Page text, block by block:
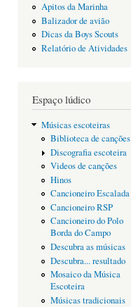
Apitos da Marinha
Balizador de avião
Dicas da Boys Scouts
Relatório de Atividades
Espaço lúdico
Músicas escoteiras
Biblioteca de canções
Discografia escoteira
Videos de canções
Hinos
Cancioneiro Escalada
Cancioneiro RSP
Cancioneiro do Polo
Borda do Campo
Descubra as músicas
Descubra... resultado
Mosaico da Música
Escoteira
Músicas tradicionais